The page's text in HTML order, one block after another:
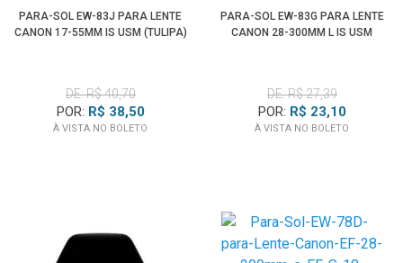
PARA-SOL EW-83J PARA LENTE
CANON 17-55MM IS USM (TULIPA)
DE: R$ 40,70
POR: R$ 38,50
À VISTA NO BOLETO
PARA-SOL EW-83G PARA LENTE
CANON 28-300MM L IS USM
DE: R$ 27,39
POR: R$ 23,10
À VISTA NO BOLETO